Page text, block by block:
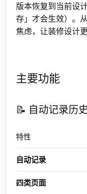
版本恢复到当前设
存」才会生效）。
焦虑，让装修设计
主要功能
📝 自动记录历
特性
自动记录
四类页面